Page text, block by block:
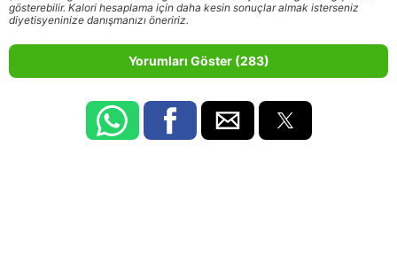
gösterebilir. Kalori hesaplama için daha kesin sonuçlar almak isterseniz
diyetisyeninize danışmanızı öneririz.
Yorumları Göster (283)